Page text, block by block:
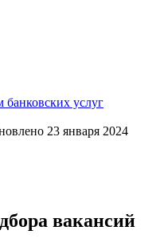
услуг
23 января 2024
вакансий